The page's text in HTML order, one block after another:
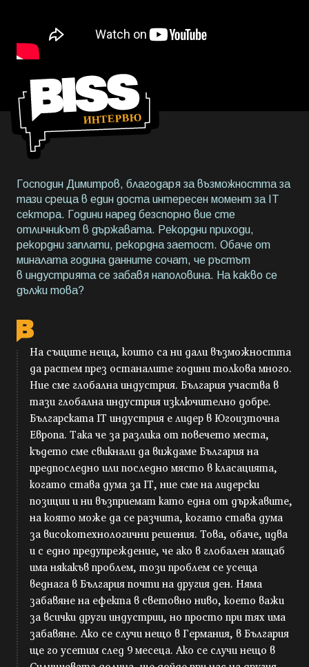
Господин Димитров, благодаря за възможността за
тази среща в един доста интересен момент за IT
сектора. Години наред безспорно вие сте
отличникът в държавата. Рекордни приходи,
рекордни заплати, рекордна заетост. Обаче от
миналата година данните сочат, че ръстът
в индустрията се забавя наполовина. На какво се
дължи това?
На същите неща, които са ни дали възможността
да растем през останалите години толкова много.
Ние сме глобална индустрия. България участва в
тази глобална индустрия изключително добре.
Българската IT индустрия е лидер в Югоизточна
Европа. Така че за разлика от повечето места,
където сме свикнали да виждаме България на
предпоследно или последно място в класацията,
когато става дума за IT, ние сме на лидерски
позиции и ни възприемат като една от държавите,
на която може да се разчита, когато става дума
за високотехнологични решения. Това, обаче, идва
и с едно предупреждение, че ако в глобален мащаб
има някакъв проблем, този проблем се усеща
веднага в България почти на другия ден. Няма
забавяне на ефекта в световно ниво, което важи
за всички други индустрии, но просто при тях има
забавяне. Ако се случи нещо в Германия, в България
ще го усетим след 9 месеца. Ако се случи нещо в